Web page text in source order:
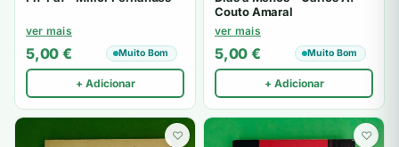
ver mais
5,00 € Muito Bom
+ Adicionar
Couto Amaral
ver mais
5,00 € Muito Bom
+ Adicionar
♡ ♡